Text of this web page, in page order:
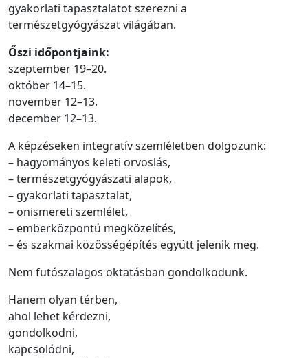
gyakorlati tapasztalatot szerezni a
természetgyógyászat világában.
Őszi időpontjaink:
szeptember 19–20.
október 14–15.
november 12–13.
december 12–13.
A képzéseken integratív szemléletben dolgozunk:
– hagyományos keleti orvoslás,
– természetgyógyászati alapok,
– gyakorlati tapasztalat,
– önismereti szemlélet,
– emberközpontú megközelítés,
– és szakmai közösségépítés együtt jelenik meg.
Nem futószalagos oktatásban gondolkodunk.
Hanem olyan térben,
ahol lehet kérdezni,
gondolkodni,
kapcsolódni,